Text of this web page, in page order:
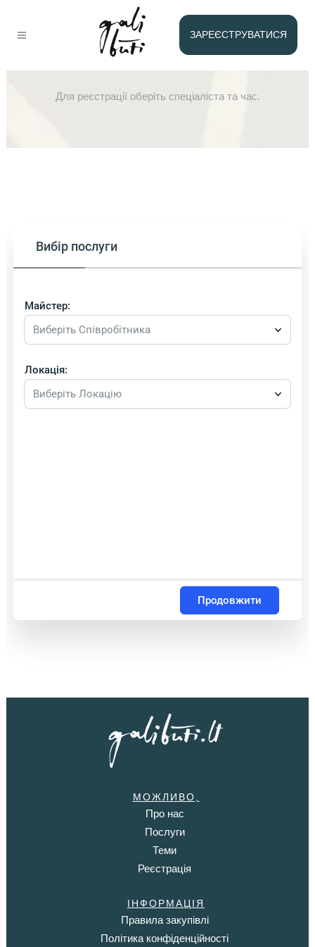
ЗАРЕЄСТРУВАТИСЯ
Проблеми у стосунках
Для реєстрації оберіть спеціаліста та час.
Вибір послуги
Майстер:
Виберіть Співробітника
Локація:
Виберіть Локацію
Продовжити
МОЖЛИВО,
Про нас
Послуги
Теми
Реєстрація
ІНФОРМАЦІЯ
Правила закупівлі
Політика конфіденційності